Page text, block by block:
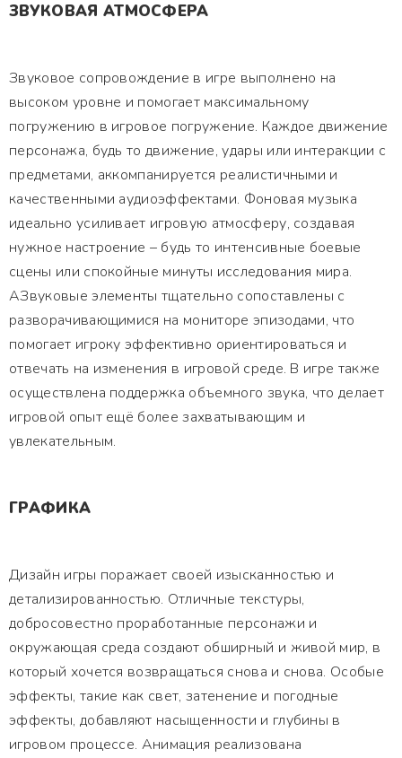
ЗВУКОВАЯ АТМОСФЕРА
Звуковое сопровождение в игре выполнено на
высоком уровне и помогает максимальному
погружению в игровое погружение. Каждое движение
персонажа, будь то движение, удары или интеракции с
предметами, аккомпанируется реалистичными и
качественными аудиоэффектами. Фоновая музыка
идеально усиливает игровую атмосферу, создавая
нужное настроение – будь то интенсивные боевые
сцены или спокойные минуты исследования мира.
АЗвуковые элементы тщательно сопоставлены с
разворачивающимися на мониторе эпизодами, что
помогает игроку эффективно ориентироваться и
отвечать на изменения в игровой среде. В игре также
осуществлена поддержка объемного звука, что делает
игровой опыт ещё более захватывающим и
увлекательным.
ГРАФИКА
Дизайн игры поражает своей изысканностью и
детализированностью. Отличные текстуры,
добросовестно проработанные персонажи и
окружающая среда создают обширный и живой мир, в
который хочется возвращаться снова и снова. Особые
эффекты, такие как свет, затенение и погодные
эффекты, добавляют насыщенности и глубины в
игровом процессе. Анимация реализована